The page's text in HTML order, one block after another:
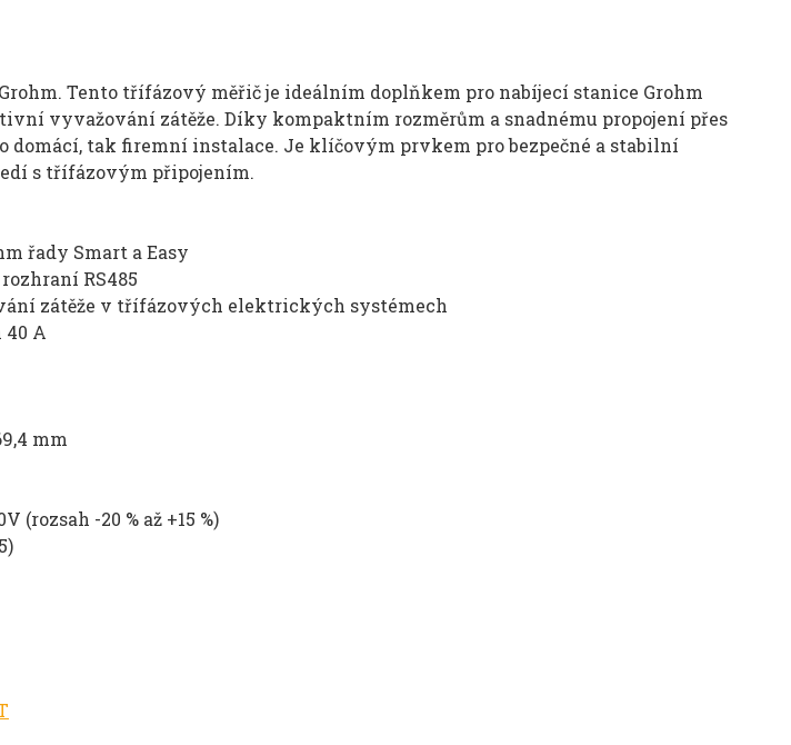
Tento třífázový měřič je ideálním doplňkem pro nabíjecí stanice Grohm
vyvažování zátěže. Díky kompaktním rozměrům a snadnému propojení přes
domácí, tak firemní instalace. Je klíčovým prvkem pro bezpečné a stabilní
s třífázovým připojením.
řady Smart a Easy
RS485
zátěže v třífázových elektrických systémech
A
mm
(rozsah -20 % až +15 %)